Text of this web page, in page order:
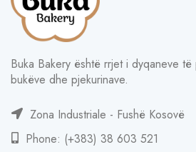
Buka Bakery është rrjet i dyqaneve
bukëve dhe pjekurinave.
Zona Industriale - Fushë Kosovë
Phone: (+383) 38 603 521